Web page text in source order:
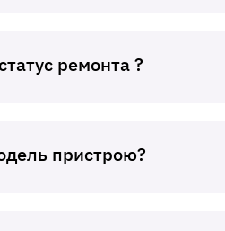
ремонта ?
пристрою?